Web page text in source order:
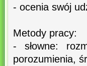
- ocenia swój
Metody pracy:
- słowne:
porozumienia,